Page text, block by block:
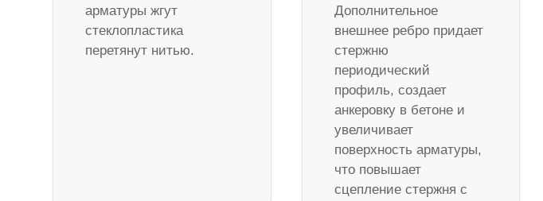
арматуры жгут
стеклопластика
перетянут нитью.
Дополнительное
внешнее ребро придает
стержню
периодический
профиль, создает
анкеровку в бетоне и
увеличивает
поверхность арматуры,
что повышает
сцепление стержня с